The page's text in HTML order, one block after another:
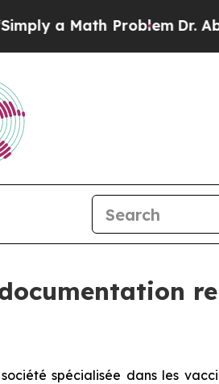
ProblemDr. Abdul El-
spécialisée dans les